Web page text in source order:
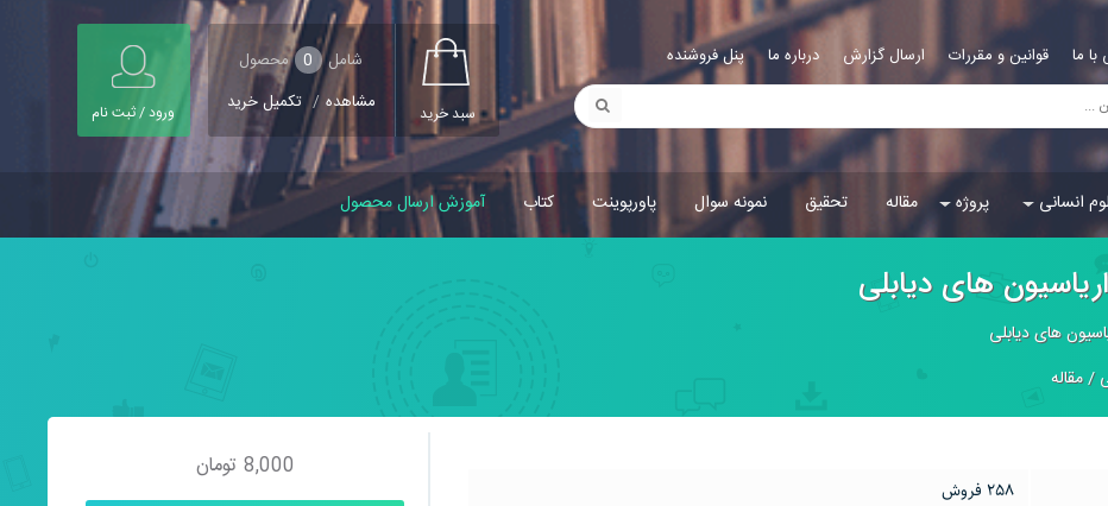
ما قوانین و مقررات ارسال گزارش درباره ما پنل فروشنده
سبد خرید
شامل 0 محصول
مشاهده / تکمیل خرید ورود / ثبت نام
انسانی پروژه مقاله تحقیق نمونه سوال پاورپوینت کتاب آموزش ارسال محصول
هاى ديابلى
هاى ديابلى
/مقاله
258 فروش
8,000 تومان